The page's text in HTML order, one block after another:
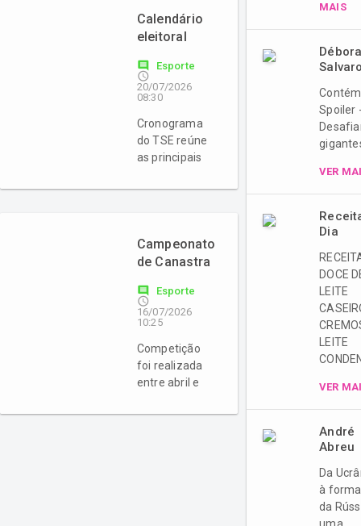
oficializam os
seus
nesta terça-
feira
Calendário
eleitoral
fase
decisiva
comment Esporte
access_time
20/07/2026
08:30
Cronograma
do TSE reúne
as principais
conduzirão a
eleições
gerais.
Campeonato
de Canastra
do
Mampituba
duplas e
encerra
edição com
comment Esporte
access_time
16/07/2026
10:25
Competição
foi realizada
entre abril e
os quatro
MAIS
Contém
Spoiler
VER
Dia
DOCE
LEITE
LEITE
VER
André
Abreu
Da
à
da